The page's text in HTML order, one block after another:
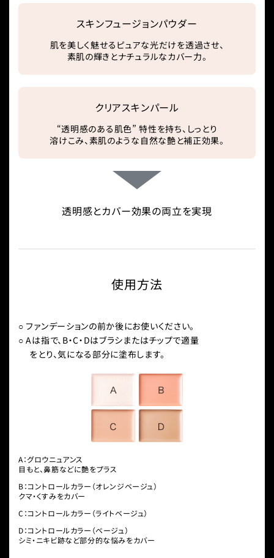
スキンフュージョンパウダー
肌を美しく魅せるピュアな光だけを透過させ、
素肌の輝きとナチュラルなカバー力。
クリアスキンパール
“透明感のある肌色” 特性を持ち、しっとり
溶けこみ、素肌のような自然な艶と補正効果。
透明感とカバー効果の両立を実現
使用方法
○ ファンデーションの前か後にお使いください。
○ Aは指で、B・C・Dはブラシまたはチップで適量
をとり、気になる部分に塗布します。
A：グロウニュアンス
目もと、鼻筋などに艶をプラス
B：コントロールカラー（オレンジベージュ）
クマ・くすみをカバー
C：コントロールカラー（ライトベージュ）
D：コントロールカラー（ベージュ）
シミ・ニキビ跡など部分的な悩みをカバー